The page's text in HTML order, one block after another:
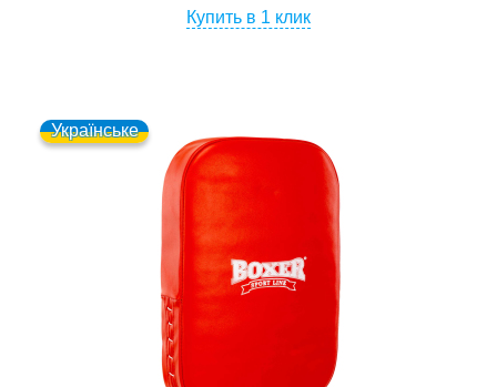
Купить в 1 клик
Українське